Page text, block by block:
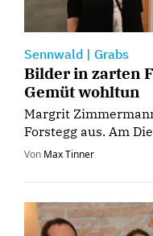
Sennwald | Grabs
Bilder in zarten
Gemüt wohltun
Margrit
Forstegg aus. Am
Von Max Tinner